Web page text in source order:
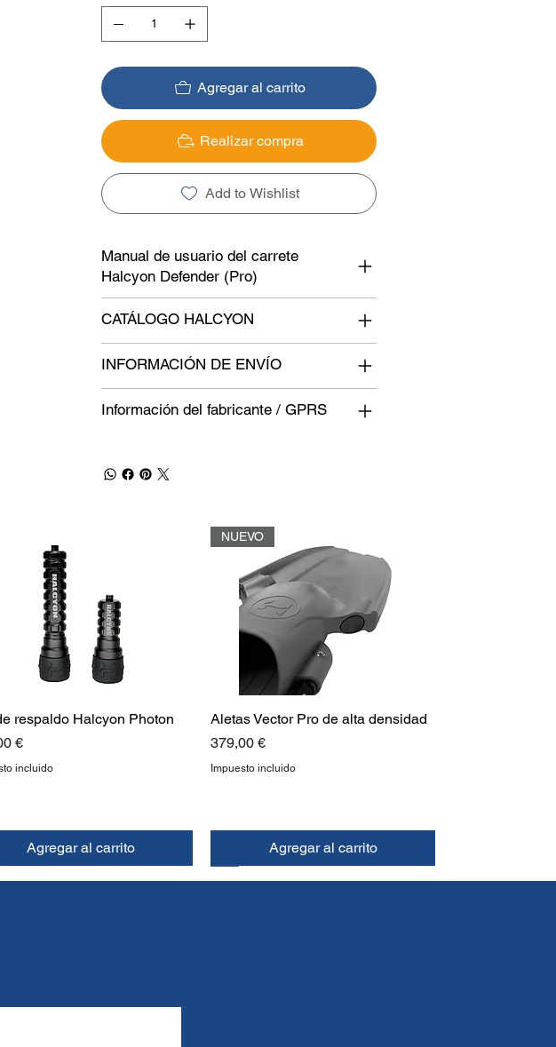
Agregar al carrito
Realizar compra
Add to Wishlist
Manual de usuario del carrete
Halcyon Defender (Pro)
CATÁLOGO HALCYON
INFORMACIÓN DE ENVÍO
Información del fabricante / GPRS
respaldo Halcyon Photon
€
incluido
Agregar al carrito
NUEVO
Aletas Vector Pro de alta densidad
Precio
379,00 €
Impuesto incluido
Agregar al carrito